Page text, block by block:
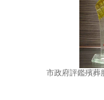
市政府評鑑殯葬